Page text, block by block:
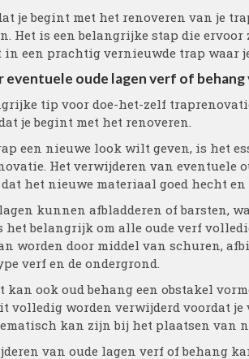
je begint met het renoveren van je
Het is een belangrijke stap die
in een prachtig vernieuwde trap waar
eventuele oude lagen verf of
tip voor doe-het-zelf
je begint met het renoveren.
een nieuwe look wilt geven, is het
Het verwijderen van eventuele
dat het nieuwe materiaal goed hecht
kunnen afbladderen of barsten,
het belangrijk om alle oude verf
worden door middel van schuren,
verf en de ondergrond.
kan ook oud behang een obstakel
volledig worden verwijderd voordat je
kan zijn bij het plaatsen van
van oude lagen verf of behang